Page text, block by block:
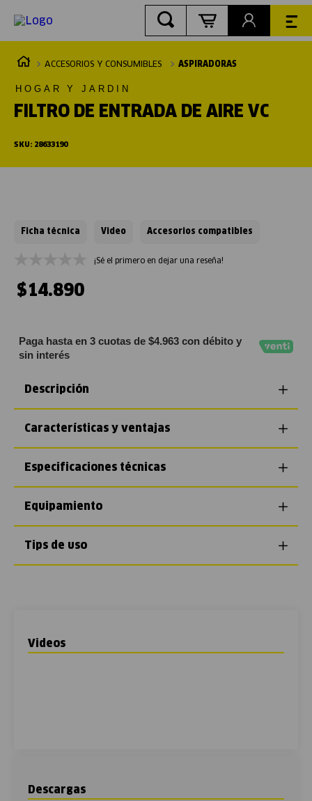
ACCESORIOS Y CONSUMIBLES ASPIRADORAS
HOGAR Y JARDIN
FILTRO DE ENTRADA DE AIRE VC
SKU: 28633190
Ficha técnica Video Accesorios compatibles
¡Sé el primero en dejar una reseña!
$14.890
Paga hasta en 3 cuotas de $4.963 con débito y
sin interés
Descripción
Características y ventajas
Especificaciones técnicas
Equipamiento
Tips de uso
Videos
Descargas